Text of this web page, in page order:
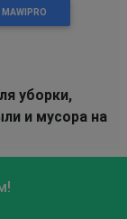
MAWIPRO
уборки,
и мусора на